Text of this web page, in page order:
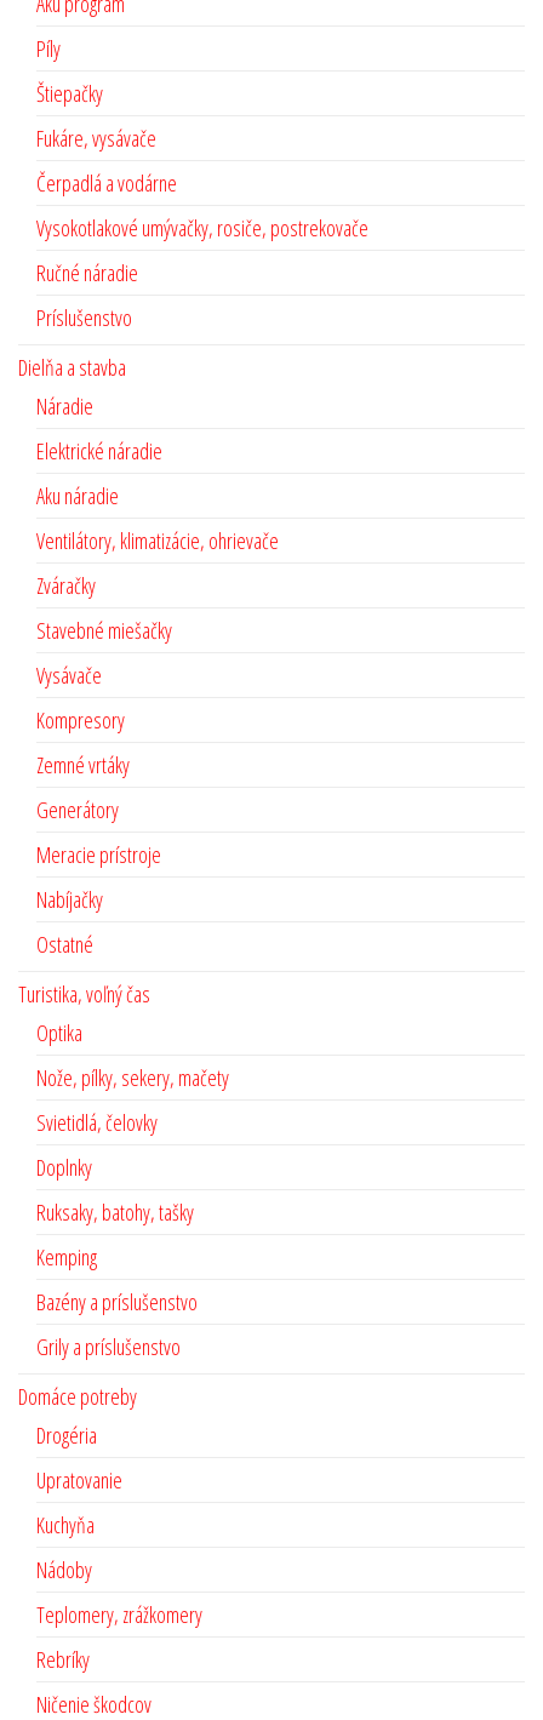
Píly
Štiepačky
Fukáre, vysávače
Čerpadlá a vodárne
Vysokotlakové umývačky, rosiče, postrekovače
Ručné náradie
Príslušenstvo
Dielňa a stavba
Náradie
Elektrické náradie
Aku náradie
Ventilátory, klimatizácie, ohrievače
Zváračky
Stavebné miešačky
Vysávače
Kompresory
Zemné vrtáky
Generátory
Meracie prístroje
Nabíjačky
Ostatné
Turistika, voľný čas
Optika
Nože, pílky, sekery, mačety
Svietidlá, čelovky
Doplnky
Ruksaky, batohy, tašky
Kemping
Bazény a príslušenstvo
Grily a príslušenstvo
Domáce potreby
Drogéria
Upratovanie
Kuchyňa
Nádoby
Teplomery, zrážkomery
Rebríky
Ničenie škodcov